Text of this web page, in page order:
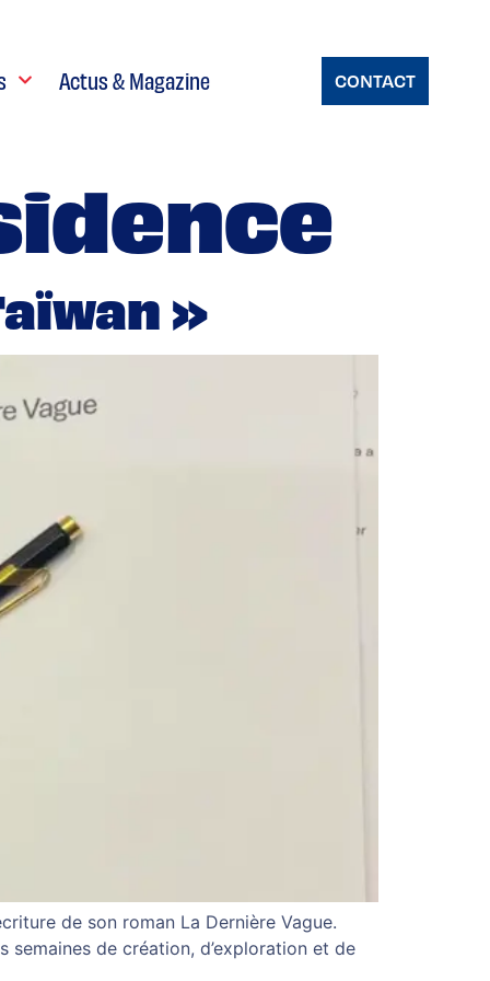
Actus & Magazine CONTACT
»
de son roman La Dernière Vague.
semaines de création, d’exploration et de